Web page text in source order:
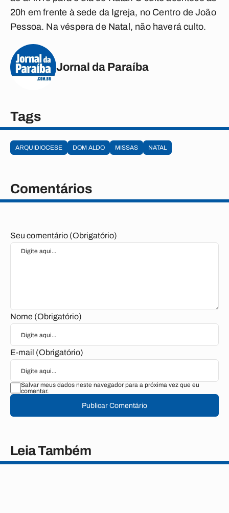
20h em frente à sede da Igreja, no Centro de João
Pessoa. Na véspera de Natal, não haverá culto.
Jornal da Paraíba
Tags
ARQUIDIOCESE DOM ALDO MISSAS NATAL
Comentários
Seu comentário (Obrigatório)
Nome (Obrigatório)
E-mail (Obrigatório)
Salvar meus dados neste navegador para a próxima vez que eu
comentar.
Publicar Comentário
Leia Também